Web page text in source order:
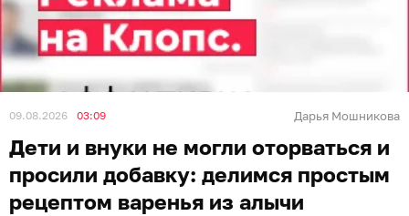
09.08.2026 03:09 Дарья Мошникова
Дети и внуки не могли оторваться и
просили добавку: делимся простым
рецептом варенья из алычи